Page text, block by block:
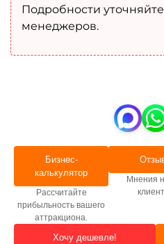
Подробности
менеджеров.
Бизнес-
калькулятор
Рассчитайте
прибыльность вашего
аттракциона.
Мнения
Хочу дешевле!